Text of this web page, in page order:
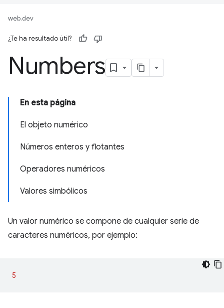
web.dev
¿Te ha resultado útil?
Numbers
En esta página
El objeto numérico
Números enteros y flotantes
Operadores numéricos
Valores simbólicos
Un valor numérico se compone de cualquier serie de
caracteres numéricos, por ejemplo:
5